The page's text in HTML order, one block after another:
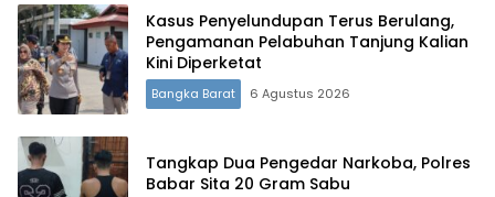
Kasus Penyelundupan Terus Berulang,
Pengamanan Pelabuhan Tanjung Kalian
Kini Diperketat
Bangka Barat 6 Agustus 2026
Tangkap Dua Pengedar Narkoba, Polres
Babar Sita 20 Gram Sabu